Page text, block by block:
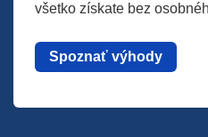
všetko získate bez
Spoznať výhody